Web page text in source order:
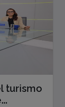
turismo